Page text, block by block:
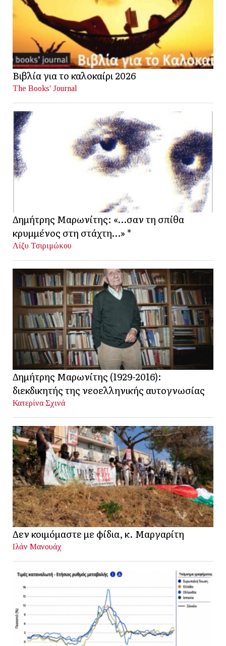
Βιβλία για το καλοκαίρι 2026
The Books' Journal
Δημήτρης Μαρωνίτης: «…σαν τη σπίθα
κρυμμένος στη στάχτη…» *
Λίζυ Τσιριμώκου
Δημήτρης Μαρωνίτης (1929-2016):
διεκδικητής της νεοελληνικής αυτογνωσίας
Κατερίνα Σχινά
Δεν κοιμόμαστε με φίδια, κ. Μαργαρίτη
Ιλάν Μανουάχ